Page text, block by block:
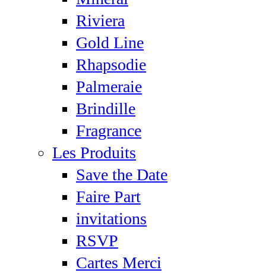
Riviera
Gold Line
Rhapsodie
Palmeraie
Brindille
Fragrance
Les Produits
Save the Date
Faire Part
invitations
RSVP
Cartes Merci